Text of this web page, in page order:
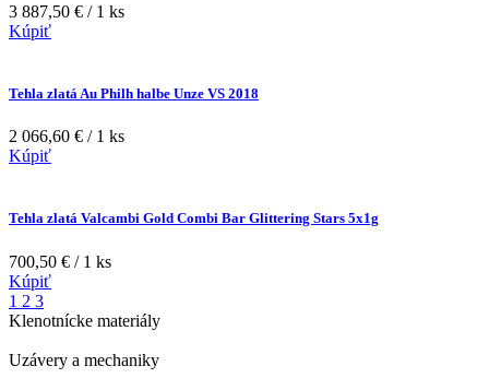
3 887,50 € / 1 ks
Kúpiť
Tehla zlatá Au Philh halbe Unze VS 2018
2 066,60 € / 1 ks
Kúpiť
Tehla zlatá Valcambi Gold Combi Bar Glittering Stars 5x1g
700,50 € / 1 ks
Kúpiť
1 2 3
Klenotnícke materiály
Uzávery a mechaniky